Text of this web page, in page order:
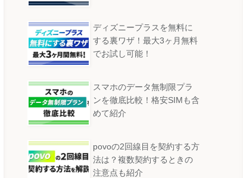
ディズニープラスを無料に
する裏ワザ！最大3ヶ月無料
でお試し可能！
スマホのデータ無制限プラ
ンを徹底比較！格安SIMも含
めて紹介
povoの2回線目を契約する方
法は？複数契約するときの
注意点も紹介